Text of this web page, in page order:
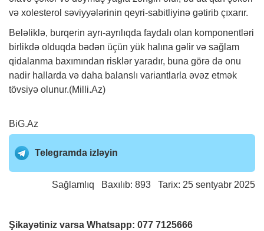
və xolesterol səviyyələrinin qeyri-sabitliyinə gətirib çıxarır.
Beləliklə, burqerin ayrı-ayrılıqda faydalı olan komponentləri
birlikdə olduqda bədən üçün yük halına gəlir və sağlam
qidalanma baxımından risklər yaradır, buna görə də onu
nadir hallarda və daha balanslı variantlarla əvəz etmək
tövsiyə olunur.(Milli.Az)
BiG.Az
Telegramda izləyin
Sağlamlıq Baxılıb: 893 Tarix: 25 sentyabr 2025
Şikayətiniz varsa Whatsapp: 077 7125666